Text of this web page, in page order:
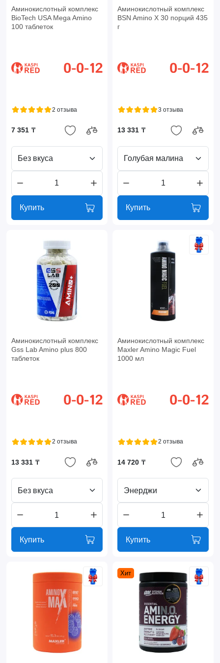
Аминокислотный комплекс
BioTech USA Mega Amino
100 таблеток
2 отзыва
7 351 ₸
Без вкуса
Купить
Аминокислотный комплекс
BSN Amino X 30 порций 435
г
3 отзыва
13 331 ₸
Голубая малина
Купить
Аминокислотный комплекс
Gss Lab Amino plus 800
таблеток
2 отзыва
13 331 ₸
Без вкуса
Купить
Аминокислотный комплекс
Maxler Amino Magic Fuel
1000 мл
2 отзыва
14 720 ₸
Энерджи
Купить
Хит